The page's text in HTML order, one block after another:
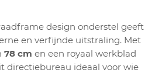
design onderstel geeft
en verfijnde uitstraling. Met
78 cm en een royaal werkblad
directiebureau ideaal voor wie